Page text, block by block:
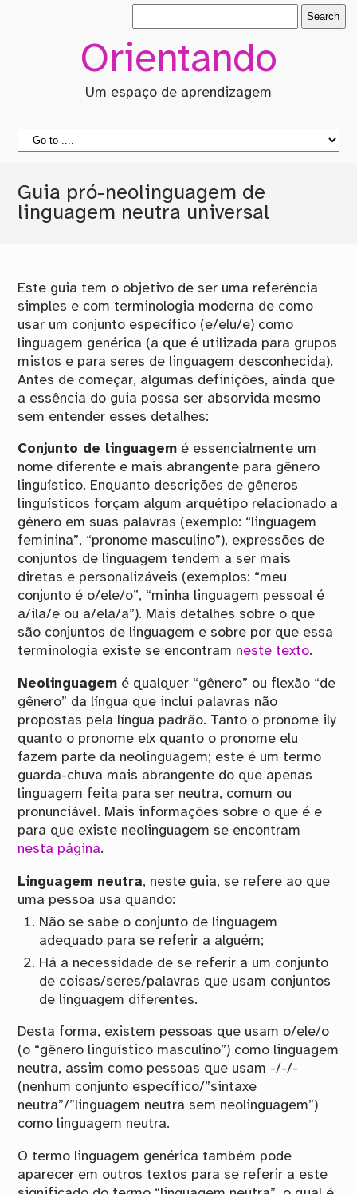
Orientando
Um espaço de aprendizagem
Guia pró-neolinguagem de
linguagem neutra universal
Este guia tem o objetivo de ser uma referência
simples e com terminologia moderna de como
usar um conjunto específico (e/elu/e) como
linguagem genérica (a que é utilizada para grupos
mistos e para seres de linguagem desconhecida).
Antes de começar, algumas definições, ainda que
a essência do guia possa ser absorvida mesmo
sem entender esses detalhes:
Conjunto de linguagem é essencialmente um
nome diferente e mais abrangente para gênero
linguístico. Enquanto descrições de gêneros
linguísticos forçam algum arquétipo relacionado a
gênero em suas palavras (exemplo: “linguagem
feminina”, “pronome masculino”), expressões de
conjuntos de linguagem tendem a ser mais
diretas e personalizáveis (exemplos: “meu
conjunto é o/ele/o”, “minha linguagem pessoal é
a/ila/e ou a/ela/a”). Mais detalhes sobre o que
são conjuntos de linguagem e sobre por que essa
terminologia existe se encontram neste texto.
Neolinguagem é qualquer “gênero” ou flexão “de
gênero” da língua que inclui palavras não
propostas pela língua padrão. Tanto o pronome ily
quanto o pronome elx quanto o pronome elu
fazem parte da neolinguagem; este é um termo
guarda-chuva mais abrangente do que apenas
linguagem feita para ser neutra, comum ou
pronunciável. Mais informações sobre o que é e
para que existe neolinguagem se encontram
nesta página.
Linguagem neutra, neste guia, se refere ao que
uma pessoa usa quando:
Não se sabe o conjunto de linguagem
adequado para se referir a alguém;
Há a necessidade de se referir a um conjunto
de coisas/seres/palavras que usam conjuntos
de linguagem diferentes.
Desta forma, existem pessoas que usam o/ele/o
(o “gênero linguístico masculino”) como linguagem
neutra, assim como pessoas que usam -/-/-
(nenhum conjunto específico/”sintaxe
neutra”/”linguagem neutra sem neolinguagem”)
como linguagem neutra.
O termo linguagem genérica também pode
aparecer em outros textos para se referir a este